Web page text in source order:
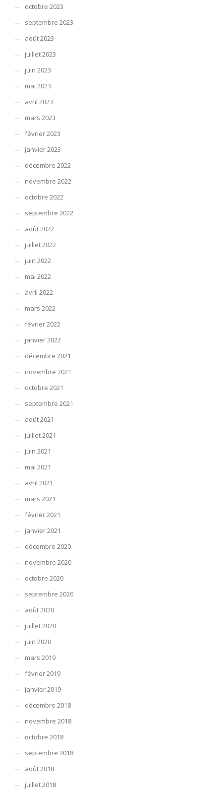
octobre 2023
septembre 2023
août 2023
juillet 2023
juin 2023
mai 2023
avril 2023
mars 2023
février 2023
janvier 2023
décembre 2022
novembre 2022
octobre 2022
septembre 2022
août 2022
juillet 2022
juin 2022
mai 2022
avril 2022
mars 2022
février 2022
janvier 2022
décembre 2021
novembre 2021
octobre 2021
septembre 2021
août 2021
juillet 2021
juin 2021
mai 2021
avril 2021
mars 2021
février 2021
janvier 2021
décembre 2020
novembre 2020
octobre 2020
septembre 2020
août 2020
juillet 2020
juin 2020
mars 2019
février 2019
janvier 2019
décembre 2018
novembre 2018
octobre 2018
septembre 2018
août 2018
juillet 2018